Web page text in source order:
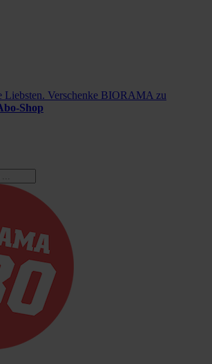
Verschenke BIORAMA zu
Shop